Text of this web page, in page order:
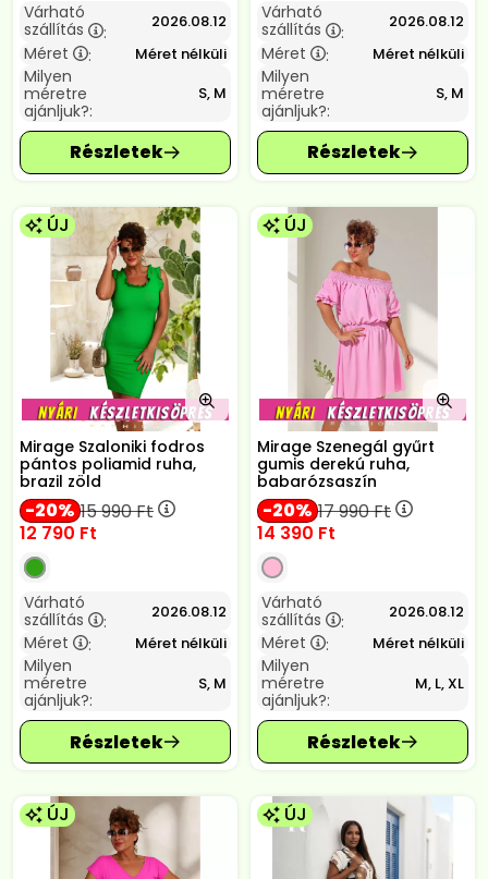
Várható
szállítás
: 2026.08.12
Méret : Méret nélküli
Milyen
méretre
ajánljuk?:
S, M
Várható
szállítás
: 2026.08.12
Méret : Méret nélküli
Milyen
méretre
ajánljuk?:
S, M
ÚJ
Mirage Szaloniki fodros
pántos poliamid ruha,
brazil zöld
20 15 990Ft
12 790 Ft
Várható
szállítás
: 2026.08.12
Méret : Méret nélküli
Milyen
méretre
ajánljuk?:
S, M
ÚJ
Mirage Szenegál gyűrt
gumis derekú ruha,
babarózsaszín
20 17 990Ft
14 390 Ft
Várható
szállítás
: 2026.08.12
Méret : Méret nélküli
Milyen
méretre
ajánljuk?:
M, L, XL
ÚJ ÚJ